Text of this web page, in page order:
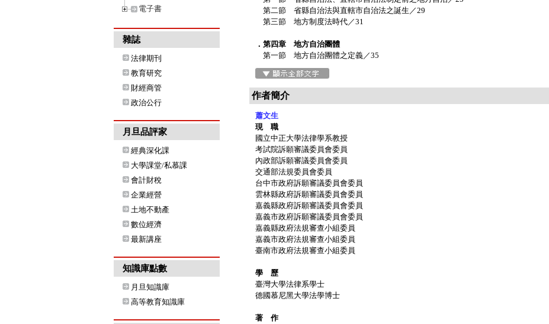
電子書
雜誌
法律期刊
教育研究
財經商管
政治公行
月旦品評家
經典深化課
大學課堂/私慕課
會計財稅
企業經營
土地不動產
數位經濟
最新講座
知識庫點數
月旦知識庫
高等教育知識庫
第二節 省縣自治法與直轄市自治法之誕生／29
第三節 地方制度法時代／31
．第四章 地方自治團體
第一節 地方自治團體之定義／35
作者簡介
蕭文生
現 職
國立中正大學法律學系教授
考試院訴願審議委員會委員
內政部訴願審議委員會委員
交通部法規委員會委員
台中市政府訴願審議委員會委員
雲林縣政府訴願審議委員會委員
嘉義縣政府訴願審議委員會委員
嘉義市政府訴願審議委員會委員
嘉義縣政府法規審查小組委員
嘉義市政府法規審查小組委員
臺南市政府法規審查小組委員
學 歷
臺灣大學法律系學士
德國慕尼黑大學法學博士
著 作